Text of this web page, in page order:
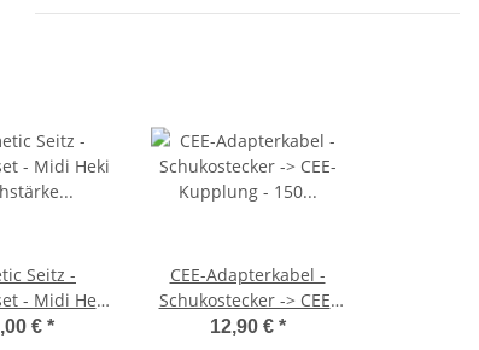
Seitz -
- Midi Heki
43-52mm
€ *
CEE-Adapterkabel -
Schukostecker -> CEE-
Kupplung - 150 cm -
12,90 € *